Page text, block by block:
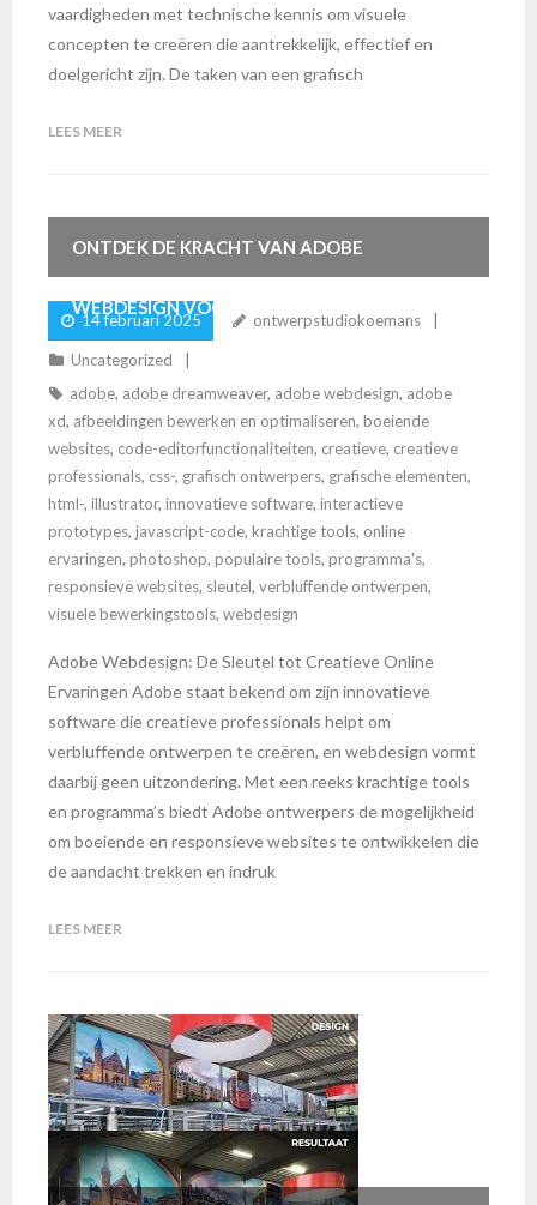
vaardigheden met technische kennis om visuele
concepten te creëren die aantrekkelijk, effectief en
doelgericht zijn. De taken van een grafisch
LEES MEER
ONTDEK DE KRACHT VAN ADOBE
WEBDESIGN VOOR CREATIEVE ONLINE
ERVARINGEN
14 februari 2025 ontwerpstudiokoemans
Uncategorized
adobe, adobe dreamweaver, adobe webdesign, adobe
xd, afbeeldingen bewerken en optimaliseren, boeiende
websites, code-editorfunctionaliteiten, creatieve, creatieve
professionals, css-, grafisch ontwerpers, grafische elementen,
html-, illustrator, innovatieve software, interactieve
prototypes, javascript-code, krachtige tools, online
ervaringen, photoshop, populaire tools, programma's,
responsieve websites, sleutel, verbluffende ontwerpen,
visuele bewerkingstools, webdesign
Adobe Webdesign: De Sleutel tot Creatieve Online
Ervaringen Adobe staat bekend om zijn innovatieve
software die creatieve professionals helpt om
verbluffende ontwerpen te creëren, en webdesign vormt
daarbij geen uitzondering. Met een reeks krachtige tools
en programma’s biedt Adobe ontwerpers de mogelijkheid
om boeiende en responsieve websites te ontwikkelen die
de aandacht trekken en indruk
LEES MEER